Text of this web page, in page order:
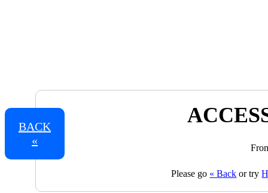
BACK
«
Please go « Back or try